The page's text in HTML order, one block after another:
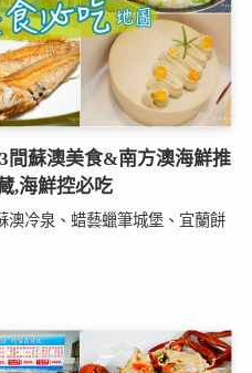
間蘇澳美食&南方澳海鮮推
,海鮮控必吃
澳冷泉、蜡藝蠟筆城堡、宜蘭餅